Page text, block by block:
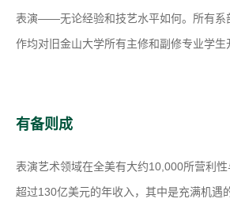
表演——无论经验和技艺水平如何。所有系
作均对旧金山大学所有主修和副修专业学生
有备则成
表演艺术领域在全美有大约10,000所营利
超过130亿美元的年收入，其中是充满机遇